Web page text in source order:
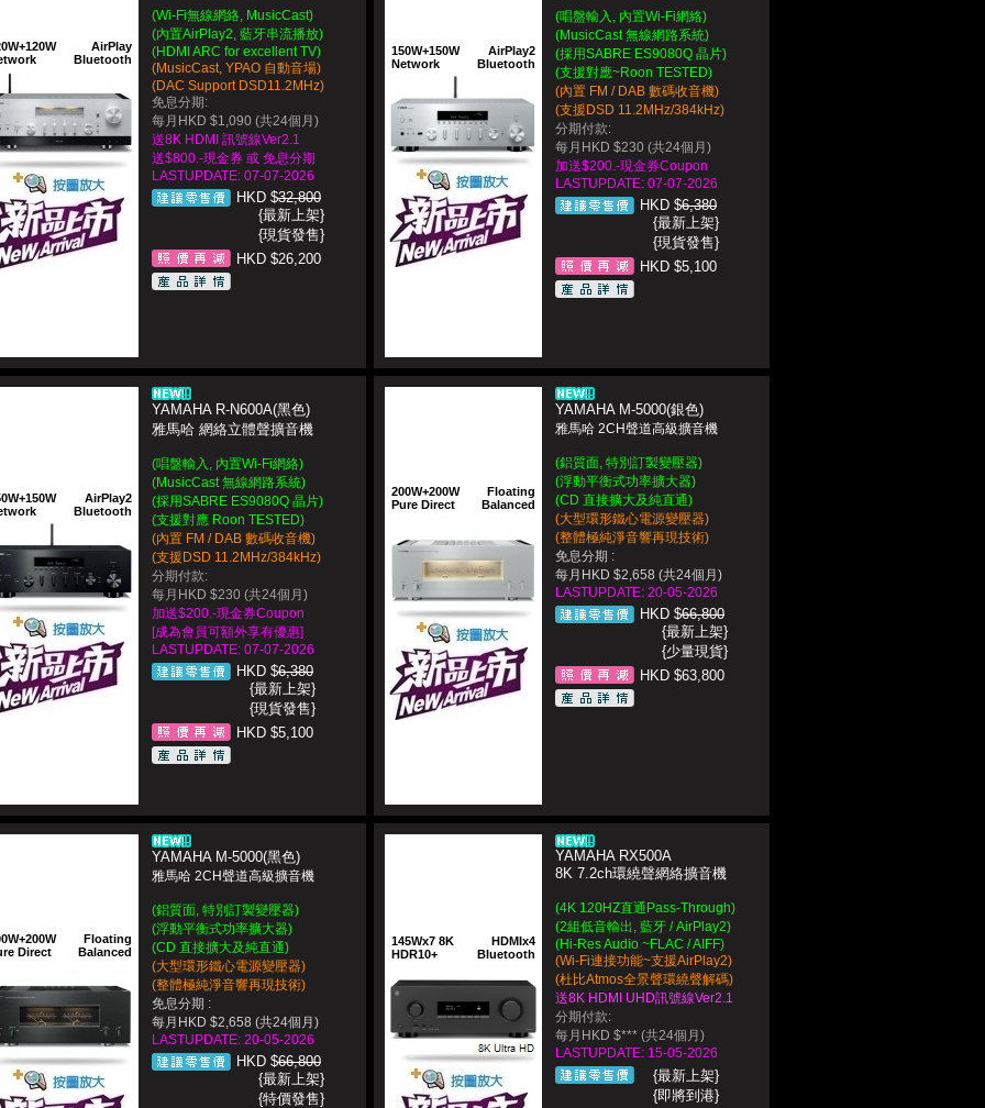
AirPlay
Bluetooth
(Wi-Fi無線網絡, MusicCast)
(內置AirPlay2, 藍牙串流播放)
(HDMI ARC for excellent TV)
(MusicCast, YPAO 自動音場)
(DAC Support DSD11.2MHz)
免息分期:
每月HKD $1,090 (共24個月)
送8K HDMI 訊號線Ver2.1
送$800.-現金券 或 免息分期
LASTUPDATE: 07-07-2026
HKD $32,800
{最新上架}
{現貨發售}
HKD $26,200
150W+150W
Network
AirPlay2
Bluetooth
(唱盤輸入, 內置Wi-Fi網絡)
(MusicCast 無線網路系統)
(採用SABRE ES9080Q 晶片)
(支援對應~Roon TESTED)
(內置 FM / DAB 數碼收音機)
(支援DSD 11.2MHz/384kHz)
分期付款:
每月HKD $230 (共24個月)
加送$200.-現金券Coupon
LASTUPDATE: 07-07-2026
HKD $6,380
{最新上架}
{現貨發售}
HKD $5,100
AirPlay2
Bluetooth
YAMAHA R-N600A(黑色)
雅馬哈 網絡立體聲擴音機
(唱盤輸入, 內置Wi-Fi網絡)
(MusicCast 無線網路系統)
(採用SABRE ES9080Q 晶片)
(支援對應 Roon TESTED)
(內置 FM / DAB 數碼收音機)
(支援DSD 11.2MHz/384kHz)
分期付款:
每月HKD $230 (共24個月)
加送$200.-現金券Coupon
[成為會員可額外享有優惠]
LASTUPDATE: 07-07-2026
HKD $6,380
{最新上架}
{現貨發售}
HKD $5,100
200W+200W
Pure Direct
Floating
Balanced
YAMAHA M-5000(銀色)
雅馬哈 2CH聲道高級擴音機
(鋁質面, 特別訂製變壓器)
(浮動平衡式功率擴大器)
(CD 直接擴大及純直通)
(大型環形鐵心電源變壓器)
(整體極純淨音響再現技術)
免息分期 :
每月HKD $2,658 (共24個月)
LASTUPDATE: 20-05-2026
HKD $66,800
{最新上架}
{少量現貨}
HKD $63,800
Direct
Floating
Balanced
YAMAHA M-5000(黑色)
雅馬哈 2CH聲道高級擴音機
(鋁質面, 特別訂製變壓器)
(浮動平衡式功率擴大器)
(CD 直接擴大及純直通)
(大型環形鐵心電源變壓器)
(整體極純淨音響再現技術)
免息分期 :
每月HKD $2,658 (共24個月)
LASTUPDATE: 20-05-2026
HKD $66,800
{最新上架}
{特價發售}
145Wx7 8K
HDR10+
HDMIx4
Bluetooth
YAMAHA RX500A
8K 7.2ch環繞聲網絡擴音機
(4K 120HZ直通Pass-Through)
(2組低音輸出, 藍牙 / AirPlay2)
(Hi-Res Audio ~FLAC / AIFF)
(Wi‑Fi連接功能~支援AirPlay2)
(杜比Atmos全景聲環繞聲解碼)
送8K HDMI UHD訊號線Ver2.1
分期付款:
每月HKD $*** (共24個月)
LASTUPDATE: 15-05-2026
{最新上架}
{即將到港}